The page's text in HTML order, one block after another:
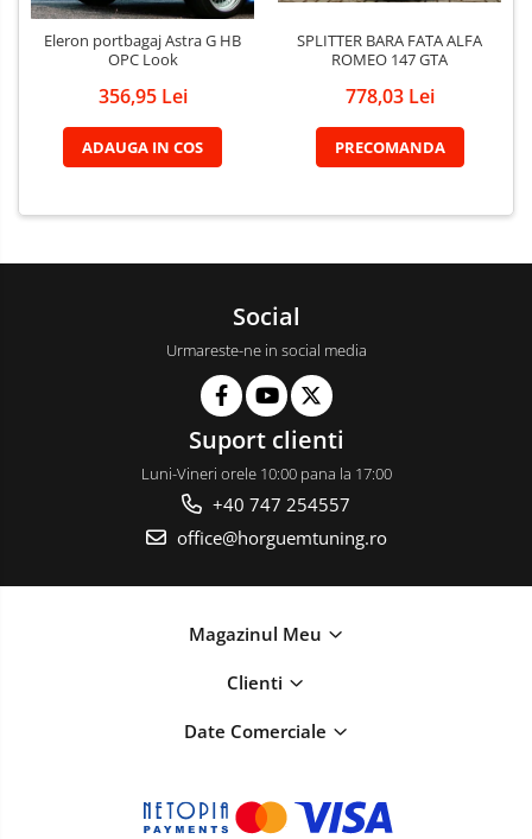
Eleron portbagaj Astra G HB
OPC Look
356,95 Lei
ADAUGA IN COS
SPLITTER BARA FATA ALFA
ROMEO 147 GTA
778,03 Lei
PRECOMANDA
Social
Urmareste-ne in social media
Suport clienti
Luni-Vineri orele 10:00 pana la 17:00
+40 747 254557
office@horguemtuning.ro
Magazinul Meu
Clienti
Date Comerciale